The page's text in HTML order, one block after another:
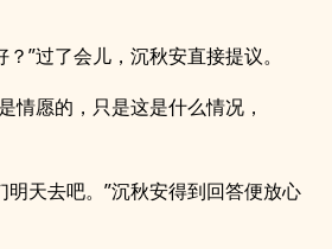
”过了会儿，沉秋安直接提议。
情愿的，只是这是什么情况，
明天去吧。”沉秋安得到回答便放心